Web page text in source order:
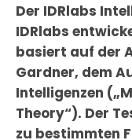
Der IDRlabs
IDRlabs
basiert auf der
Gardner, dem
Intelligenzen
Theory“). Der
zu bestimmten